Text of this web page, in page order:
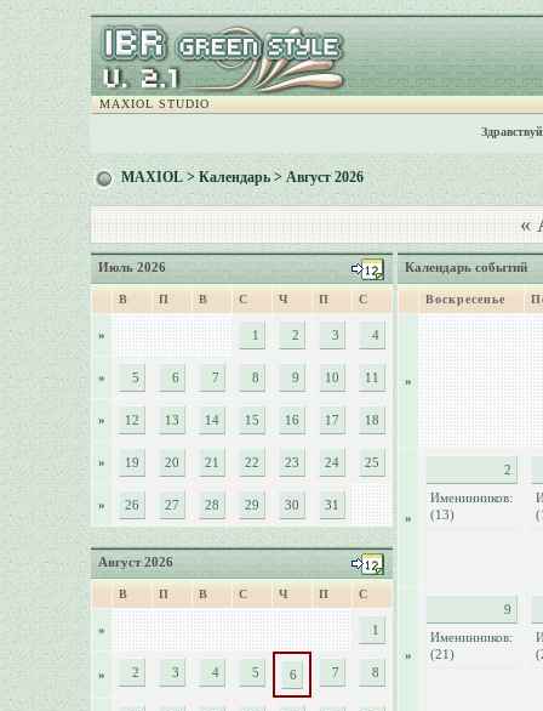
MAXIOL STUDIO
MAXIOL>Календарь> Август 2026
«
Июль 2026
В П В С Ч П С
» 1 2 3 4
» 5 6 7 8 9 10 11
» 12 13 14 15 16 17 18
» 19 20 21 22 23 24 25
» 26 27 28 29 30 31
Август 2026
В П В С Ч П С
» 1
» 2 3 4 5 6 7 8
Календарь событий
Воскресенье
»
»
2
Именинников:
(13)
»
9
Именинников:
(21)